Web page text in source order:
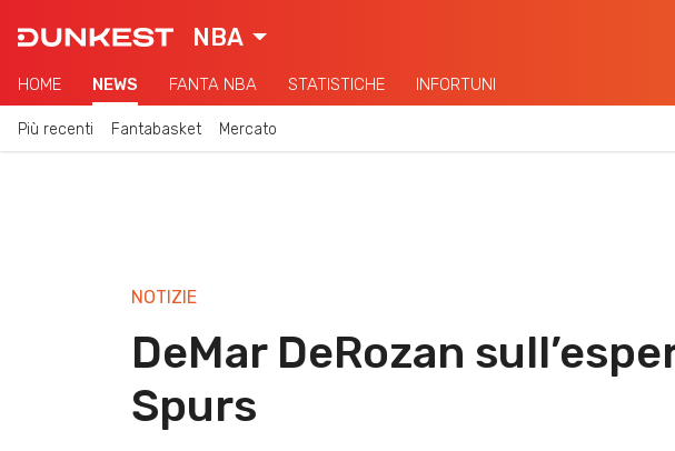
NBA
HOME NEWS FANTA NBA STATISTICHE INFORTUNI
Più recenti Fantabasket Mercato
NOTIZIE
DeMar DeRozan
Spurs